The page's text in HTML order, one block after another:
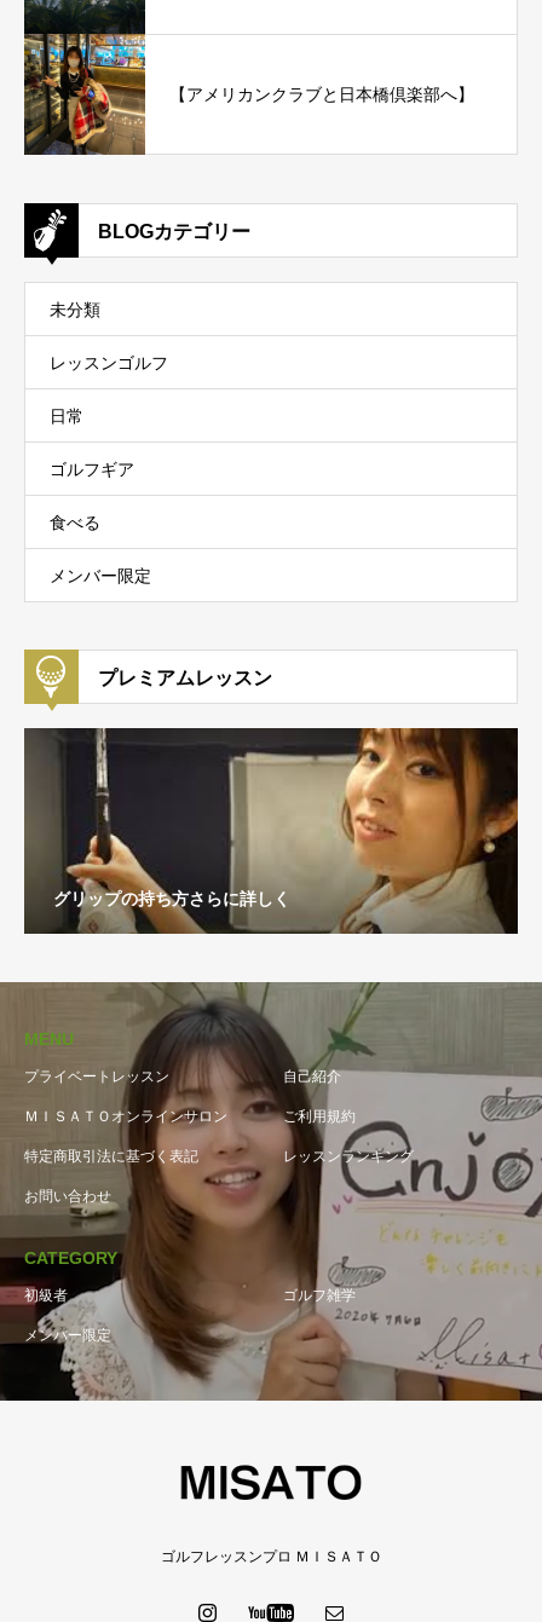
【アメリカンクラブと日本橋倶楽部へ】
BLOGカテゴリー
未分類
レッスンゴルフ
日常
ゴルフギア
食べる
メンバー限定
プレミアムレッスン
グリップの持ち方さらに詳しく
MENU
プライベートレッスン 自己紹介
ＭＩＳＡＴＯオンラインサロン ご利用規約
特定商取引法に基づく表記 レッスンランキング
お問い合わせ
CATEGORY
初級者 ゴルフ雑学
メンバー限定
ゴルフレッスンプロ ＭＩＳＡＴＯ